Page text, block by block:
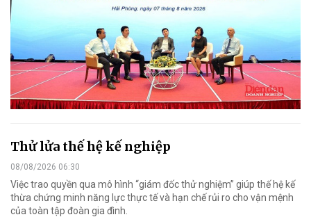
Thử lửa thế hệ kế nghiệp
08/08/2026 06:30
Việc trao quyền qua mô hình “giám đốc thử nghiệm” giúp thế hệ kế
thừa chứng minh năng lực thực tế và hạn chế rủi ro cho vận mệnh
của toàn tập đoàn gia đình.